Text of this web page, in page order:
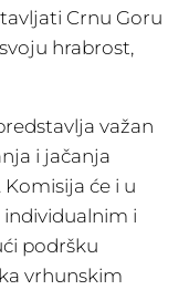
Crnu Goru
hrabrost,
važan
i jačanja
će i u
i
podršku
vrhunskim